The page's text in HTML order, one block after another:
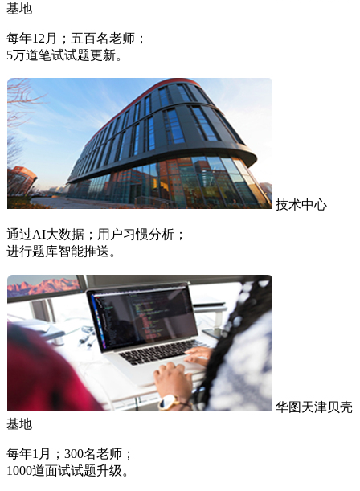
基地
每年12月；五百名老师；
5万道笔试试题更新。
技术中心
通过AI大数据；用户习惯分析；
进行题库智能推送。
华图天津贝壳
基地
每年1月；300名老师；
1000道面试试题升级。